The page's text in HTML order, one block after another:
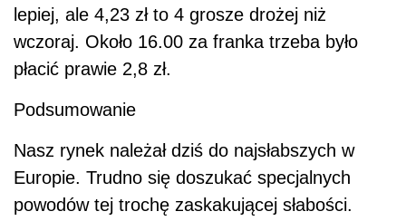
lepiej, ale 4,23 zł to 4 grosze drożej niż
wczoraj. Około 16.00 za franka trzeba było
płacić prawie 2,8 zł.
Podsumowanie
Nasz rynek należał dziś do najsłabszych w
Europie. Trudno się doszukać specjalnych
powodów tej trochę zaskakującej słabości.